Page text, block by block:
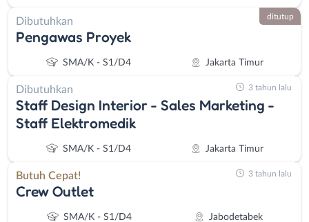
Dibutuhkan
Pengawas Proyek
SMA/K - S1/D4 Jakarta Timur
ditutup
Dibutuhkan
Staff Design Interior - Sales Marketing -
Staff Elektromedik
SMA/K - S1/D4 Jakarta Timur
3 tahun lalu
Butuh Cepat!
Crew Outlet
SMA/K - S1/D4 Jabodetabek
3 tahun lalu